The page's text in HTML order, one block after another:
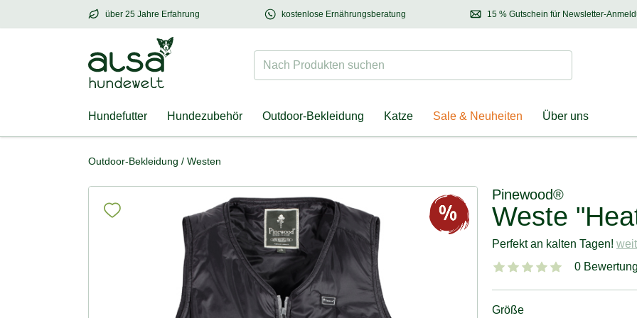
über 25 Jahre Erfahrung
über25 Jahre Erfahrung – mit Herz für Hund & Halter 15 % Gutschein für Newsletter-
Entdecken Sie
kostenlose Ernährungsberatung
Kontaktieren Sie unsere
Ernährungsberatung:
Nach Produkten suchen Suchen
Hundefutter Hundezubehör Outdoor-Bekleidung Katze Sale & Neuheiten Über uns
Outdoor-Bekleidung / Westen
Pinewood®
Weste
Perfekt an kalten Tagen!
0
Größe